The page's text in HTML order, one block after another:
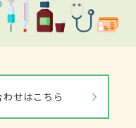
せはこちら